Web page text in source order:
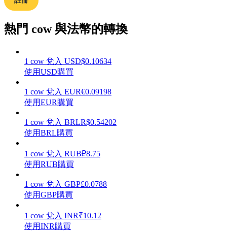
使您的資產穩定增值
熱門 cow 與法幣的轉換
1 cow 兌入 USD$0.10634
使用USD購買
1 cow 兌入 EUR€0.09198
使用EUR購買
1 cow 兌入 BRLR$0.54202
使用BRL購買
1 cow 兌入 RUB₽8.75
使用RUB購買
1 cow 兌入 GBP£0.0788
使用GBP購買
1 cow 兌入 INR₹10.12
使用INR購買